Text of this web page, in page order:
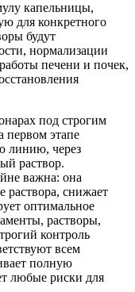
капельницы,
для конкретного
будут
нормализации
печени и почек,
под строгим
первом этапе
линию, через
раствор.
важна: она
раствора, снижает
оптимальное
растворы,
контроль
всем
полную
любые риски для